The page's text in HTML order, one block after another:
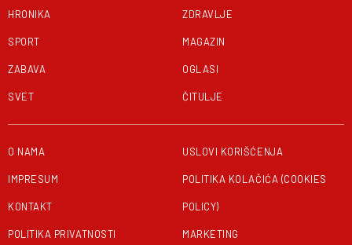
HRONIKA
SPORT
ZABAVA
SVET
ZDRAVLJE
MAGAZIN
OGLASI
ČITULJE
O NAMA
IMPRESUM
KONTAKT
POLITIKA PRIVATNOSTI
USLOVI KORIŠĆENJA
POLITIKA KOLAČIĆA (COOKIES
POLICY)
MARKETING